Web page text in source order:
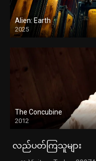
Alien: Earth
2025
The Concubine
2012
လည်ပတ်ကြသူများ